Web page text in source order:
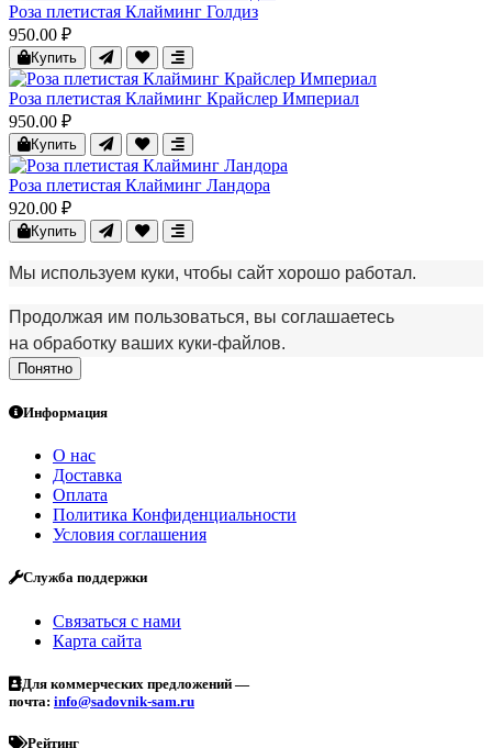
Роза плетистая Клайминг Голдиз
950.00 ₽
Купить
Роза плетистая Клайминг Крайслер Империал
950.00 ₽
Купить
Роза плетистая Клайминг Ландора
920.00 ₽
Купить
Мы используем куки, чтобы сайт хорошо работал.
Продолжая им пользоваться, вы соглашаетесь
на обработку ваших куки‑файлов.
Понятно
Информация
О нас
Доставка
Оплата
Политика Конфиденциальности
Условия соглашения
Служба поддержки
Связаться с нами
Карта сайта
Для коммерческих предложений —
почта: info@sadovnik-sam.ru
Рейтинг